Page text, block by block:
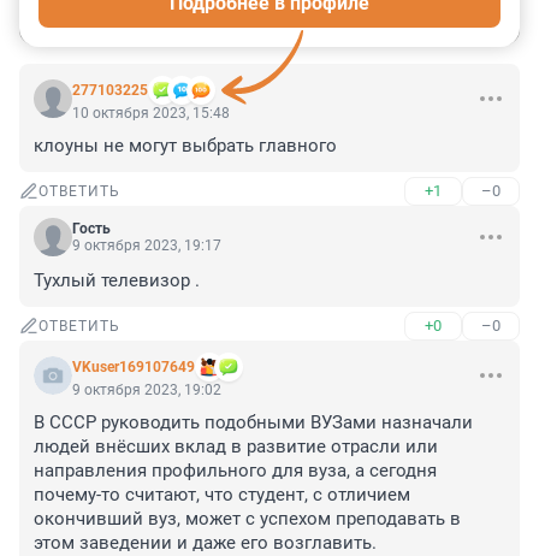
277103225
10 октября 2023, 15:48
клоуны не могут выбрать главного
ОТВЕТИТЬ +1 –0
Гость
9 октября 2023, 19:17
Тухлый телевизор .
ОТВЕТИТЬ +0 –0
VKuser169107649
9 октября 2023, 19:02
В СССР руководить подобными ВУЗами назначали
людей внёсших вклад в развитие отрасли или
направления профильного для вуза, а сегодня
почему-то считают, что студент, с отличием
окончивший вуз, может с успехом преподавать в
этом заведении и даже его возглавить.